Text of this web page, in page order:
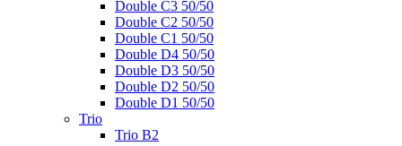
Double C3 50/50
Double C2 50/50
Double C1 50/50
Double D4 50/50
Double D3 50/50
Double D2 50/50
Double D1 50/50
Trio
Trio B2